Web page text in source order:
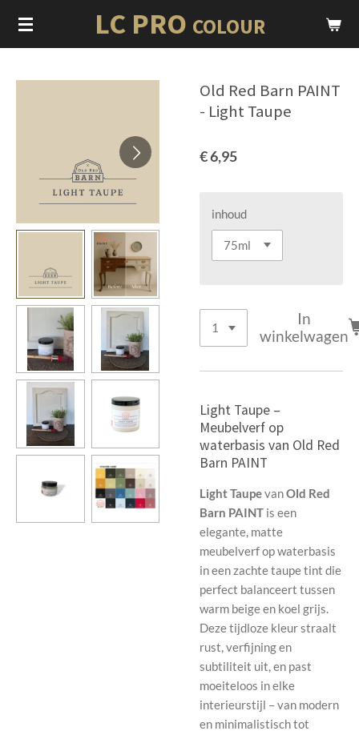
Ga
direct
LC PRO COLOUR
Old Red Barn PAINT
- Light Taupe
€ 6,95
inhoud
In
winkelwagen
Light Taupe –
Meubelverf op
waterbasis van Old Red
Barn PAINT
Light TaupevanOld Red
Barn PAINT is een
elegante, matte
meubelverf op waterbasis
in een zachte taupe tint die
perfect balanceert tussen
warm beige en koel grijs.
Deze tijdloze kleur straalt
rust, verfijning en
subtiliteit uit, en past
moeiteloos in elke
interieurstijl – van modern
en minimalistisch tot